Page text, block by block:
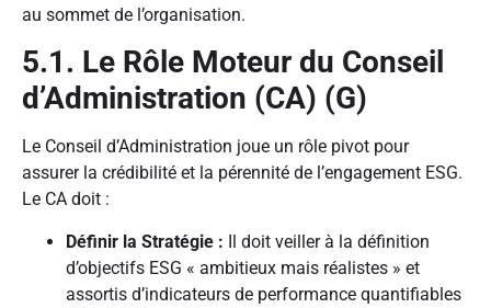
au sommet de l’organisation.
5.1. Le Rôle Moteur du Conseil
d’Administration (CA) (G)
Le Conseil d’Administration joue un rôle pivot pour
assurer la crédibilité et la pérennité de l’engagement ESG.
Le CA doit :
Définir la Stratégie : Il doit veiller à la définition
d’objectifs ESG « ambitieux mais réalistes » et
assortis d’indicateurs de performance quantifiables